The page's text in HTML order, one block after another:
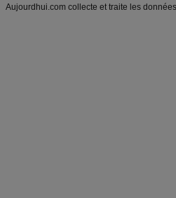
Aujourdhui.com collecte et traite les